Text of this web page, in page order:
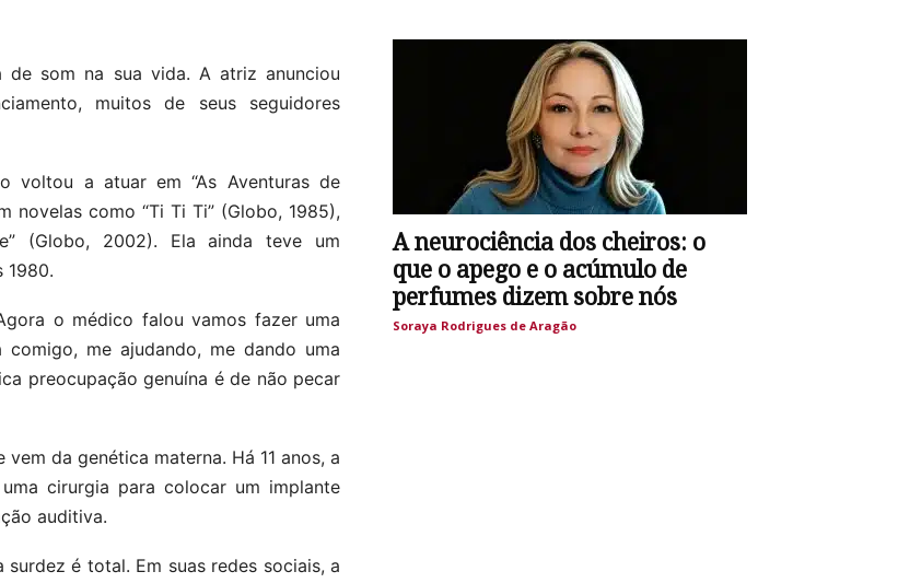
som na sua vida. A atriz anunciou
muitos de seus seguidores
voltou a atuar em “As Aventuras de
novelas como “Ti Ti Ti” (Globo, 1985),
(Globo, 2002). Ela ainda teve um
1980.
o médico falou vamos fazer uma
me ajudando, me dando uma
preocupação genuína é de não pecar
da genética materna. Há 11 anos, a
cirurgia para colocar um implante
auditiva.
é total. Em suas redes sociais, a
A neurociência dos cheiros: o
que o apego e o acúmulo de
perfumes dizem sobre nós
Soraya Rodrigues de Aragão